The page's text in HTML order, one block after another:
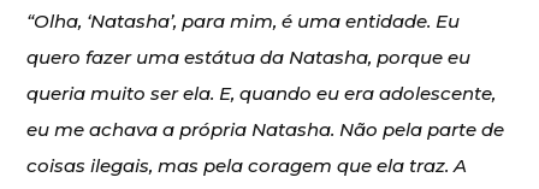
“Olha, ‘Natasha’, para mim, é uma entidade. Eu
quero fazer uma estátua da Natasha, porque eu
queria muito ser ela. E, quando eu era adolescente,
eu me achava a própria Natasha. Não pela parte de
coisas ilegais, mas pela coragem que ela traz. A